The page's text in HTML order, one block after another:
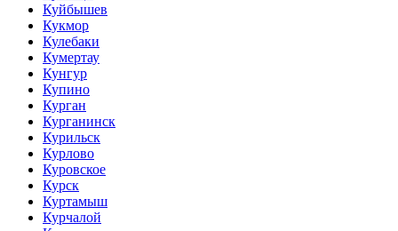
Куйбышев
Кукмор
Кулебаки
Кумертау
Кунгур
Купино
Курган
Курганинск
Курильск
Курлово
Куровское
Курск
Куртамыш
Курчалой